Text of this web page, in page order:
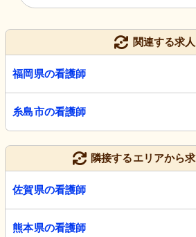
関連する求人
福岡県の看護師
糸島市の看護師
隣接するエリアから
佐賀県の看護師
熊本県の看護師